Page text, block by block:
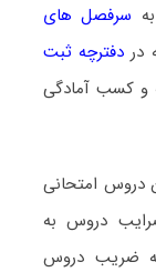
سرفصل های
در دفترچه ثبت
و کسب آمادگی
دروس امتحانی
دروس به
ضریب دروس